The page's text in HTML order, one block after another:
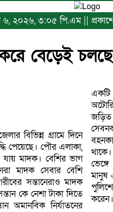
৬, ২০২৬, ৩:০৫ পি.এম ||
বেড়েই
বিভিন্ন গ্রামে দিনে
পেয়েছে। পৌর এলাকা,
যায় মাদক। বেশির ভাগ
মাদক সেবার বেশি
সন্তানেরাও মাদক
কে নেশা টাকা দিতে
অমানবিক নির্যাতনের
একটি
মানুষ
করেন।